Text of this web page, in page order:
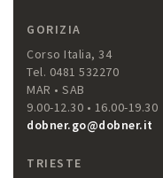
GORIZIA
Corso Italia, 34
Tel. 0481 532270
MAR • SAB
9.00-12.30 • 16.00-19.30
dobner.go@dobner.it
TRIESTE